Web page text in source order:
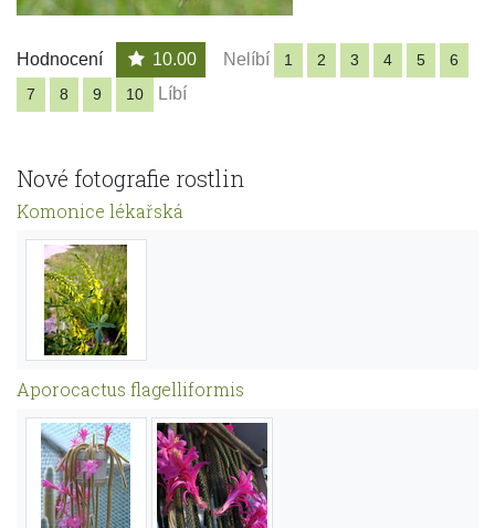
Hodnocení 10.00 Nelíbí 1 2 3 4 5
6
7
8 9 10 Líbí
Nové fotografie rostlin
Komonice lékařská
Aporocactus flagelliformis